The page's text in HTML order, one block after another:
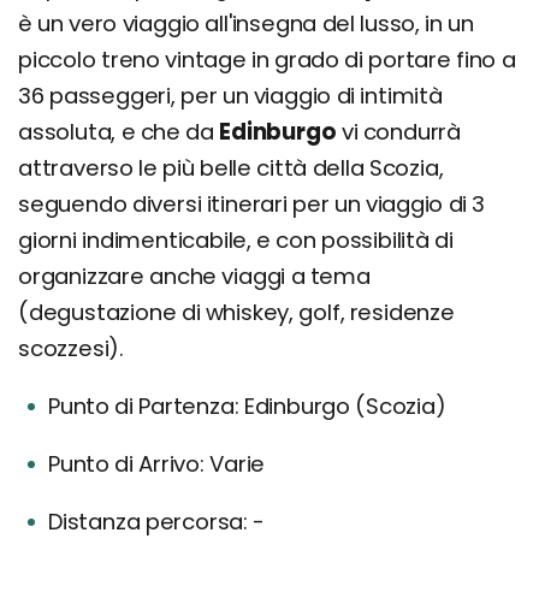
è un vero viaggio all'insegna del lusso, in un
piccolo treno vintage in grado di portare fino a
36 passeggeri, per un viaggio di intimità
assoluta, e che da Edinburgo vi condurrà
attraverso le più belle città della Scozia,
seguendo diversi itinerari per un viaggio di 3
giorni indimenticabile, e con possibilità di
organizzare anche viaggi a tema
(degustazione di whiskey, golf, residenze
scozzesi).
Punto di Partenza: Edinburgo (Scozia)
Punto di Arrivo: Varie
Distanza percorsa: -